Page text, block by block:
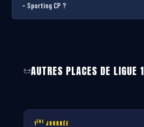
– Sporting CP ?
AUTRES PLACES DE LIGUE 1
1ÈRE JOURNÉE